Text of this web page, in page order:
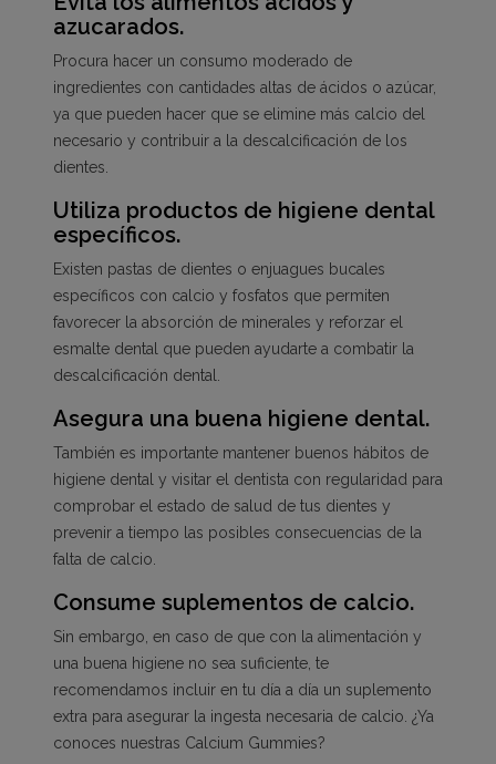
azucarados.
Procura hacer un consumo moderado de
ingredientes con cantidades altas de ácidos o azúcar,
ya que pueden hacer que se elimine más calcio del
necesario y contribuir a la descalcificación de los
dientes.
Utiliza productos de higiene dental
específicos.
Existen pastas de dientes o enjuagues bucales
específicos con calcio y fosfatos que permiten
favorecer la absorción de minerales y reforzar el
esmalte dental que pueden ayudarte a combatir la
descalcificación dental.
Asegura una buena higiene dental.
También es importante mantener buenos hábitos de
higiene dental y visitar el dentista con regularidad para
comprobar el estado de salud de tus dientes y
prevenir a tiempo las posibles consecuencias de la
falta de calcio.
Consume suplementos de calcio.
Sin embargo, en caso de que con la alimentación y
una buena higiene no sea suficiente, te
recomendamos incluir en tu día a día un suplemento
extra para asegurar la ingesta necesaria de calcio. ¿Ya
conoces nuestras Calcium Gummies?